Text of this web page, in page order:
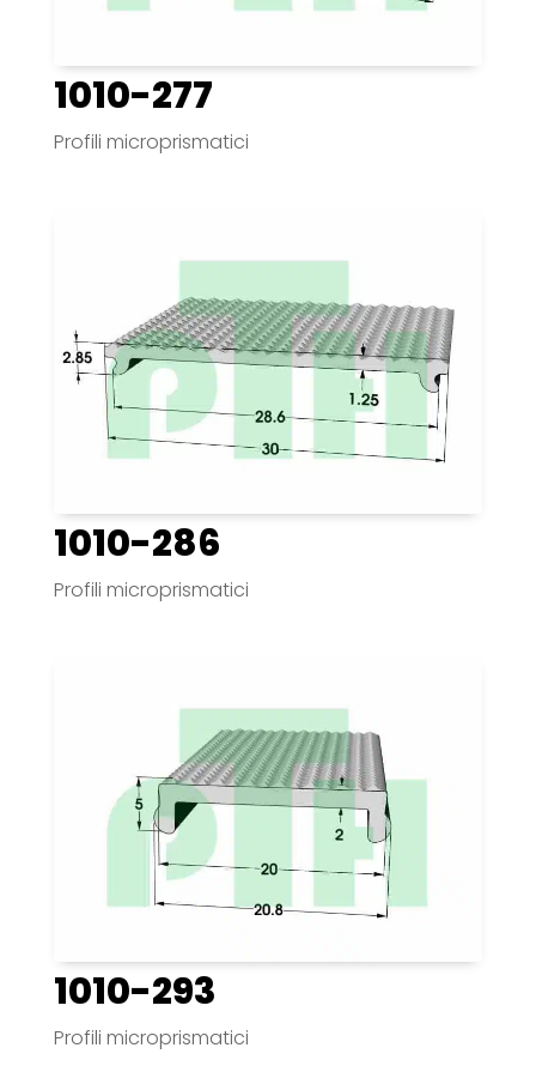
1010-277
Profili microprismatici
1010-286
Profili microprismatici
1010-293
Profili microprismatici